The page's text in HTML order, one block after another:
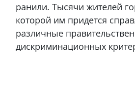
ранили. Тысячи жителей
которой им придется
различные
дискриминационных